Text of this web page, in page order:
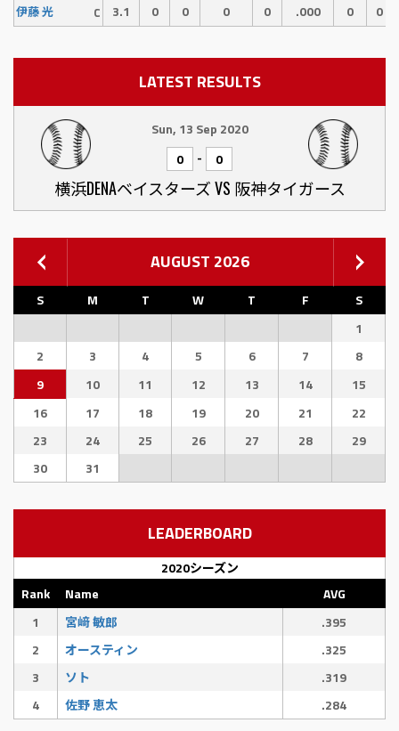
伊藤 光 C 3.1 0 0 0 0 .000 0 0
LATEST RESULTS
Sun, 13 Sep 2020
0
- 0
横浜DENAベイスターズ VS 阪神タイガース
AUGUST 2026
S M T W T F
S
1
2
3 4 5 6 7
8
9
10 11 12 13 14
15
16
17 18 19 20 21
22
23
24 25 26 27 28
29
30
31
LEADERBOARD
2020シーズン
Rank
Name
AVG
1
宮﨑 敏郎
.395
2
オースティン
.325
3
ソト
.319
4
佐野 恵太 .284